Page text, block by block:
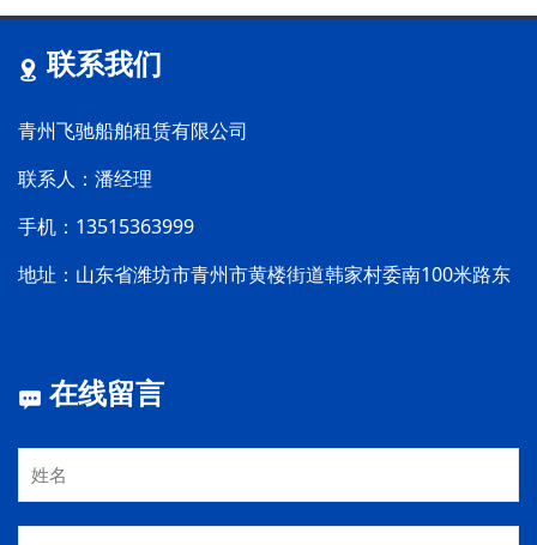
联系我们
青州飞驰船舶租赁有限公司
联系人：潘经理
手机：13515363999
地址：山东省潍坊市青州市黄楼街道韩家村委南100米路东
在线留言